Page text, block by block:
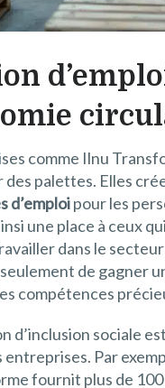
comme Ilnu
des palettes. Elles
d’emploipour les
une place à ceux
dans le
de gagner
compétences
d’inclusion sociale
entreprises. Par
fournit plus de